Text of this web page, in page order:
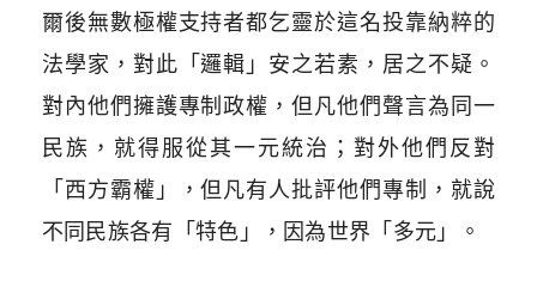
爾後無數極權支持者都乞靈於這名投靠納粹的
法學家，對此「邏輯」安之若素，居之不疑。
對內他們擁護專制政權，但凡他們聲言為同一
民族，就得服從其一元統治；對外他們反對
「西方霸權」，但凡有人批評他們專制，就說
不同民族各有「特色」，因為世界「多元」。